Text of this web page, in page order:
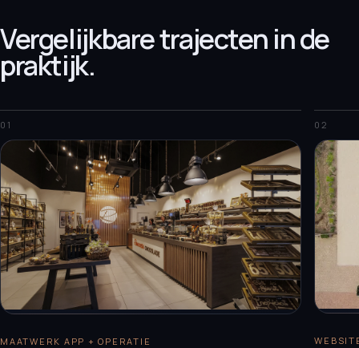
Vergelijkbare trajecten in de
praktijk.
01
MAATWERK APP + OPERATIE
02